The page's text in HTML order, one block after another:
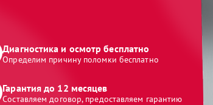
Диагностика и осмотр бесплатно
Определим причину поломки бесплатно
Гарантия до 12 месяцев
Составляем договор, предоставляем гарантию